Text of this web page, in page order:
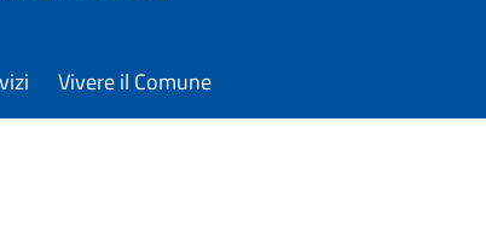
Vivere il Comune